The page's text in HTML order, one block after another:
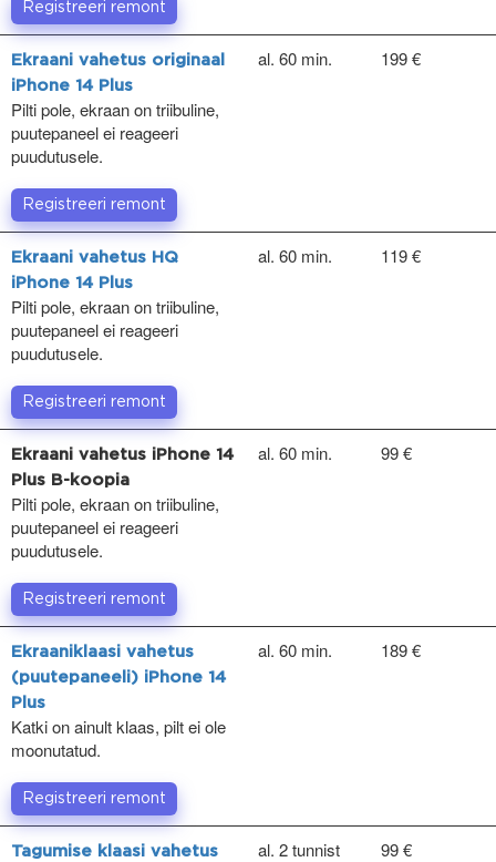
Registreeri remont
Ekraani vahetus originaal
iPhone 14 Plus
Pilti pole, ekraan on triibuline,
puutepaneel ei reageeri
puudutusele.
al. 60 min. 199 €
Registreeri remont
Ekraani vahetus HQ
iPhone 14 Plus
Pilti pole, ekraan on triibuline,
puutepaneel ei reageeri
puudutusele.
al. 60 min. 119 €
Registreeri remont
Ekraani vahetus iPhone 14
Plus B-koopia
Pilti pole, ekraan on triibuline,
puutepaneel ei reageeri
puudutusele.
al. 60 min. 99 €
Registreeri remont
Ekraaniklaasi vahetus
(puutepaneeli) iPhone 14
Plus
Katki on ainult klaas, pilt ei ole
moonutatud.
al. 60 min. 189 €
Registreeri remont
Tagumise klaasi vahetus
al. 2 tunnist 99 €